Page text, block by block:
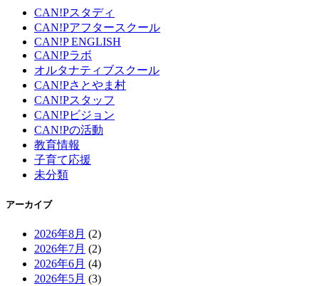
CAN!Pスタディ
CAN!Pアフタースクール
CAN!P ENGLISH
CAN!Pラボ
オルタナティブスクール
CAN!Pさとやま村
CAN!Pスタッフ
CAN!Pビジョン
CAN!Pの活動
教育情報
子育て応援
未分類
アーカイブ
2026年8月 (2)
2026年7月 (2)
2026年6月 (4)
2026年5月 (3)